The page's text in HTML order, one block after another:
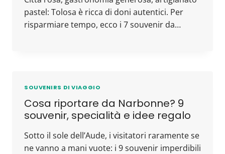
pastel: Tolosa è ricca di doni autentici. Per
risparmiare tempo, ecco i 7 souvenir da…
SOUVENIRS DI VIAGGIO
Cosa riportare da Narbonne? 9
souvenir, specialità e idee regalo
Sotto il sole dell’Aude, i visitatori raramente se
ne vanno a mani vuote: i 9 souvenir imperdibili